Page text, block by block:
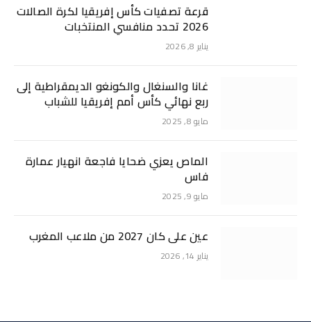
قرعة تصفيات كأس إفريقيا لكرة الصالات
2026 تحدد منافسي المنتخبات
يناير 8, 2026
غانا والسنغال والكونغو الديمقراطية إلى
ربع نهائي كأس أمم إفريقيا للشباب
مايو 8, 2025
الماص يعزي ضحايا فاجعة انهيار عمارة
فاس
مايو 9, 2025
عين على كان 2027 من ملاعب المغرب
يناير 14, 2026